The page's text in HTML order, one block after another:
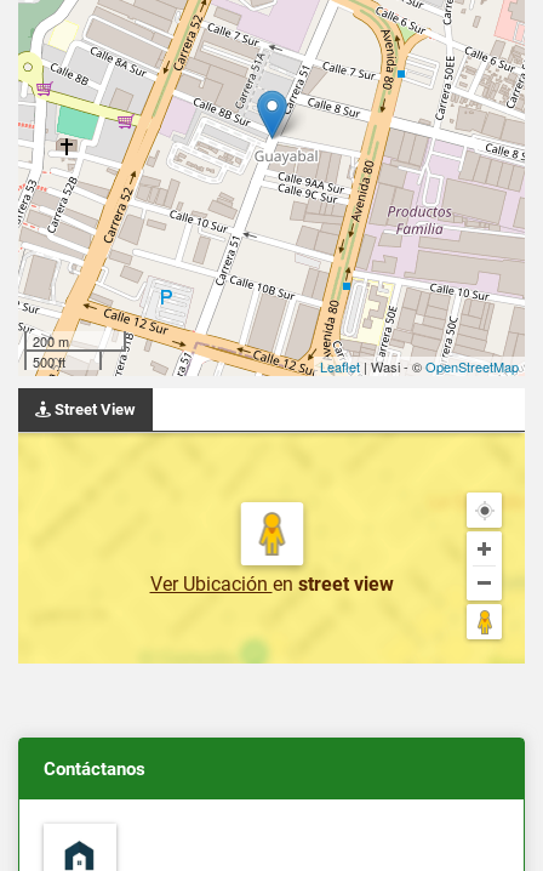
200 m
500 ft
Leaflet | Wasi - ©OpenStreetMap
Street View
Ver Ubicación en street view
Contáctanos